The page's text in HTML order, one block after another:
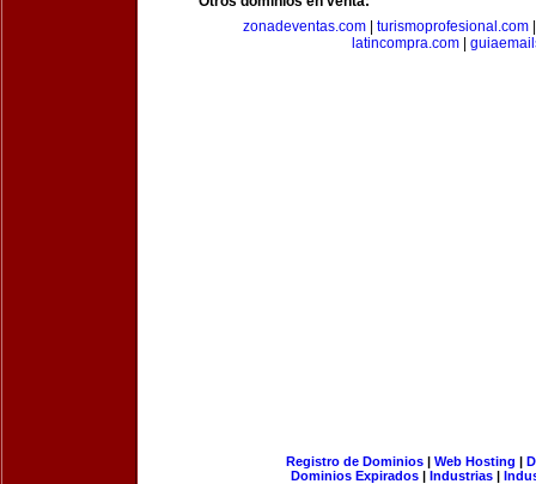
zonadeventas.com| turismoprofesional.com
latincompra.com|
Registro de Dominios| Web Hosting |
Dominios Expirados | Industrias |